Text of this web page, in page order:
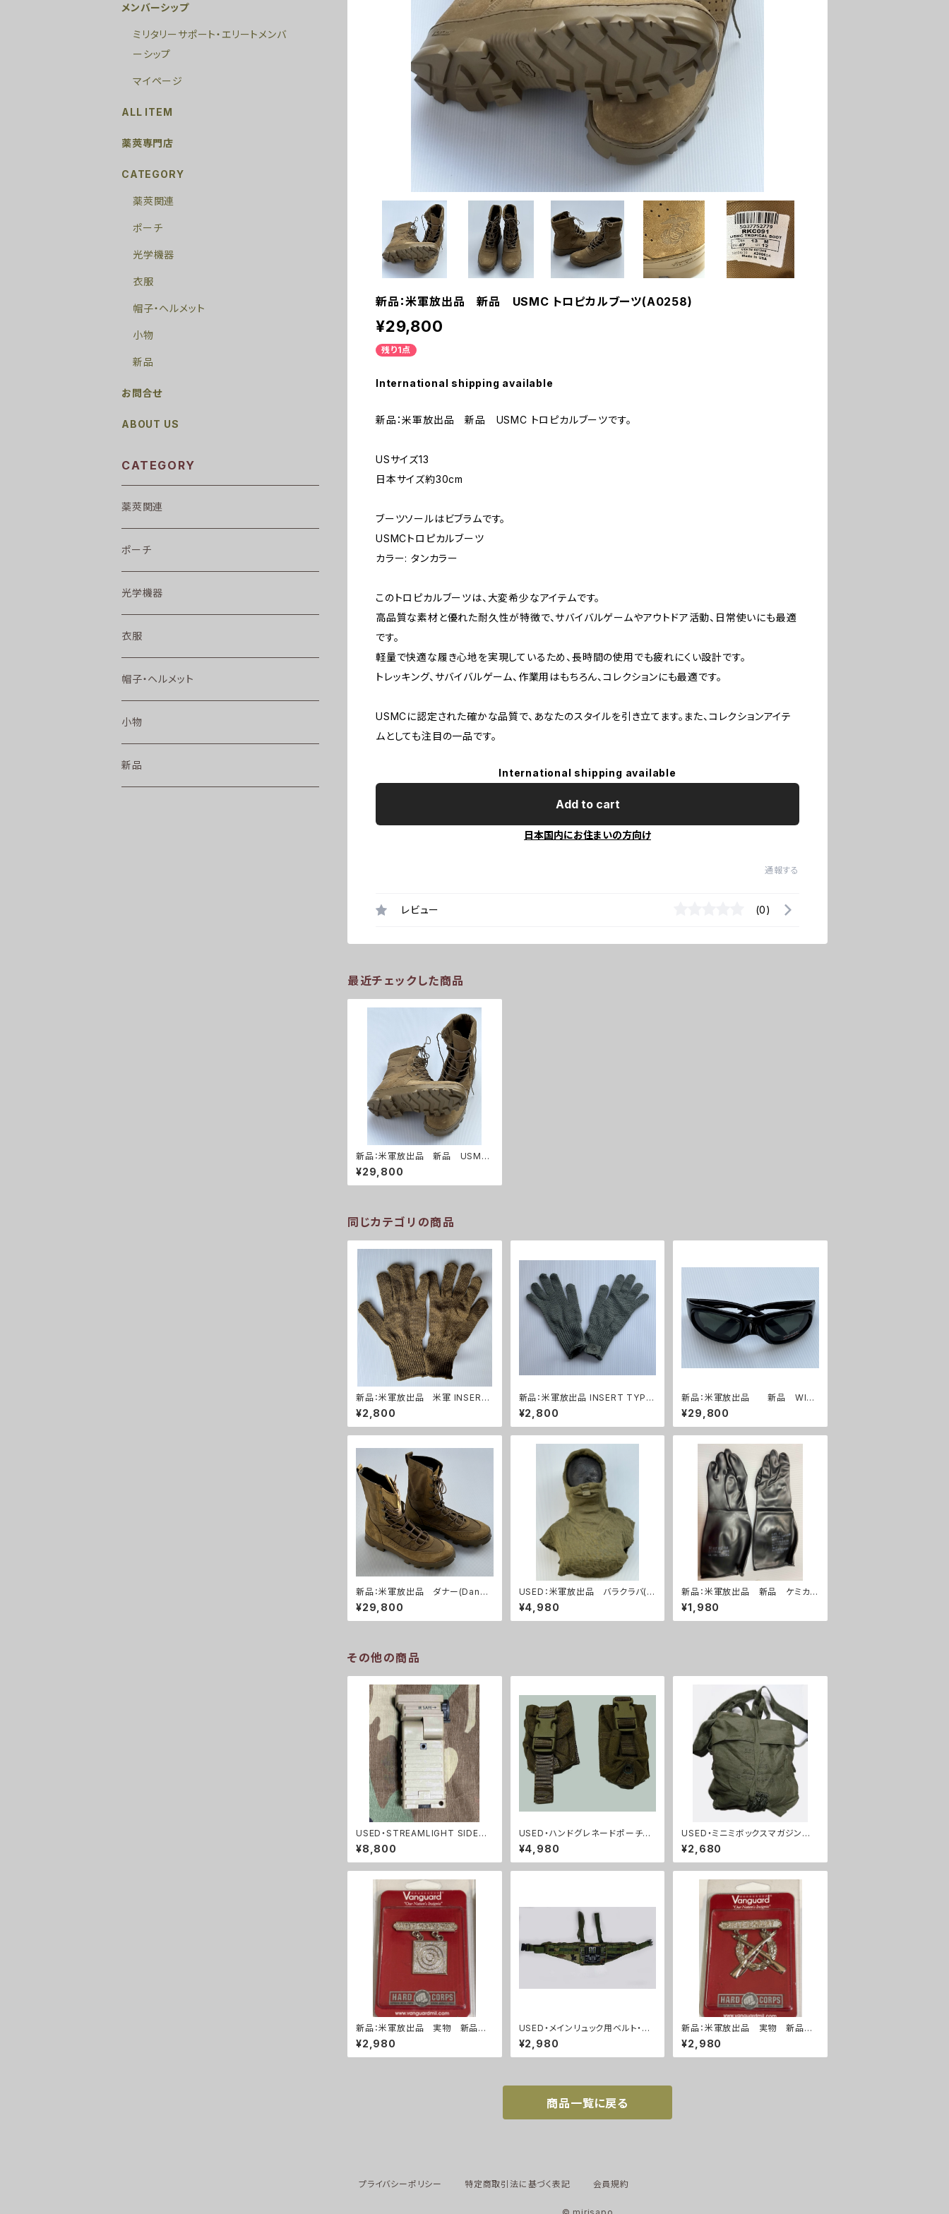
新品：米軍放出品 新品 USMC トロピカルブーツ(A0258)
¥29,800
残り1点
International shipping available
新品：米軍放出品 新品 USMC トロピカルブーツです。
USサイズ13
日本サイズ約30cm
ブーツソールはビブラムです。
USMCトロピカルブーツ
カラー: タンカラー
このトロピカルブーツは、大変希少なアイテムです。
高品質な素材と優れた耐久性が特徴で、サバイバルゲームやアウトドア活動、日常使いにも最適
です。
軽量で快適な履き心地を実現しているため、長時間の使用でも疲れにくい設計です。
トレッキング、サバイバルゲーム、作業用はもちろん、コレクションにも最適です。
USMCに認定された確かな品質で、あなたのスタイルを引き立てます。また、コレクションアイテ
ムとしても注目の一品です。
International shipping available
Add to cart
日本国内にお住まいの方向け
通報する
レビュー (0)
最近チェックした商品
新品：米軍放出品 新品 USMC
トロピカルブーツ(A0258)
¥29,800
同じカテゴリの商品
新品：米軍放出品 米軍 INSERT
TYPE II ウールニット グローブ
手袋 コヨーテ(A0272)
¥2,800
新品：米軍放出品 INSERT TYPE
II ウールニット グローブ 手袋 UC
P ACU カラー(A0273)
¥2,800
新品：米軍放出品 新品 WILE
Y-X ワイリーエックス サングラス
セット(A0259)
¥29,800
新品：米軍放出品 ダナー(Danne
r)ブーツ(A0255)
¥29,800
USED：米軍放出品 バラクラバ(A
0254)
¥4,980
新品：米軍放出品 新品 ケミカル
グローブ インナーグローブ 2個
セット(A0232)
¥1,980
その他の商品
USED・STREAMLIGHT SIDEWI
NDER・米軍放出品 (A0185)
¥8,800
USED・ハンドグレネードポーチ2
個セット(A0031)
¥4,980
USED・ミニミボックスマガジン用
バック(A0037)
¥2,680
新品：米軍放出品 実物 新品
ライフルマークスマン 勲章(A28
6)
¥2,980
USED・メインリュック用ベルト・M
OLLE2(A0067)
¥2,980
新品：米軍放出品 実物 新品
ライフルエキスパート 勲章(A28
5)
¥2,980
商品一覧に戻る
メンバーシップ
ミリタリーサポート・エリートメンバ
ーシップ
マイページ
ALL ITEM
薬莢専門店
CATEGORY
薬莢関連
ポーチ
光学機器
衣服
帽子・ヘルメット
小物
新品
お問合せ
ABOUT US
CATEGORY
薬莢関連
ポーチ
光学機器
衣服
帽子・ヘルメット
小物
新品
プライバシーポリシー 特定商取引法に基づく表記 会員規約